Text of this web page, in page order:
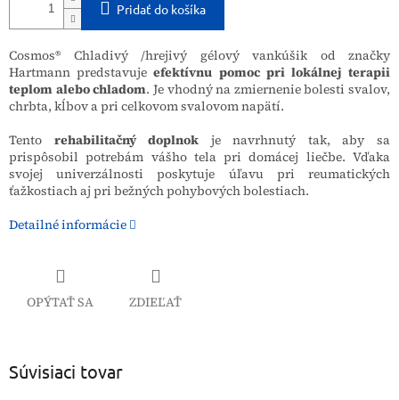
Pridať do košíka
Cosmos® Chladivý /hrejivý gélový vankúšik od značky
Hartmann predstavujeefektívnu pomoc pri lokálnej terapii
teplom alebo chladom. Je vhodný na zmiernenie bolesti svalov,
chrbta, kĺbov a pri celkovom svalovom napätí.
Tento rehabilitačný doplnok je navrhnutý tak, aby sa
prispôsobil potrebám vášho tela pri domácej liečbe. Vďaka
svojej univerzálnosti poskytuje úľavu pri reumatických
ťažkostiach aj pri bežných pohybových bolestiach.
Detailné informácie
OPÝTAŤ SA ZDIEĽAŤ
Súvisiaci tovar